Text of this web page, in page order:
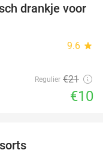
52%
drankje voor
9.6 star
Regulier €21
€10